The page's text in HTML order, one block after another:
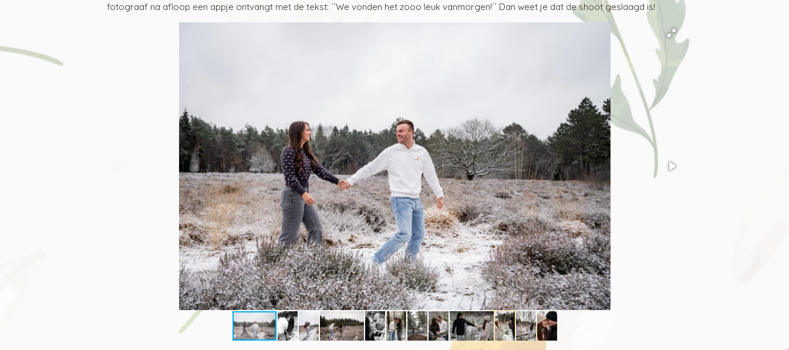
fotograaf na afloop een appje ontvangt met de tekst: ´´We vonden het zooo leuk vanmorgen!´´ Dan weet je dat de shoot geslaagd is!